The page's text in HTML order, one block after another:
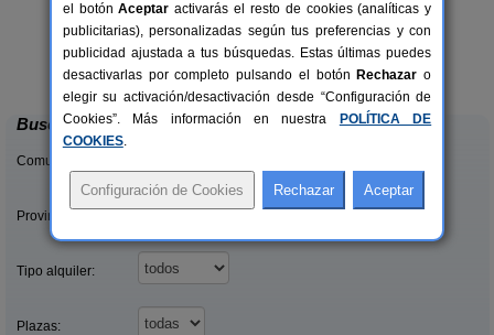
10-20+6 pers.
desde40 €
Casas Rurales El Pinar
El Picazo (Cuenca)
Buscar
Comunidades:
Provincias/Islas:
Tipo alquiler:
Plazas:
el botónAceptar activarás el resto de cookies (analíticas y
publicitarias), personalizadas según tus preferencias y con
publicidad ajustada a tus búsquedas. Estas últimas puedes
desactivarlas por completo pulsando el botón Rechazar o
elegir su activación/desactivación desde “Configuración de
Cookies”. Más información en nuestra
POLÍTICA DE
COOKIES.